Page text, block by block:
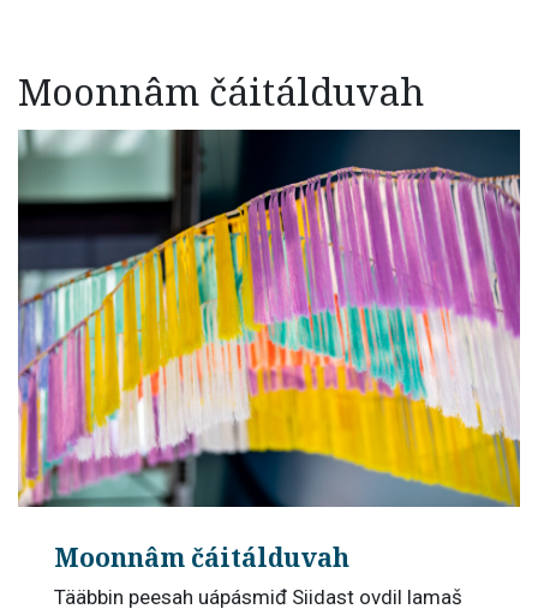
Moonnâm čáitálduvah
Moonnâm čáitálduvah
Tääbbin peesah uápásmiđ Siidast ovdil lamaš